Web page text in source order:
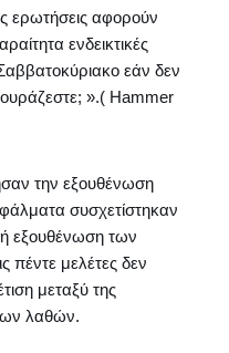
ερωτήσεις αφορούν
ενδεικτικές
εάν δεν
».( Hammer
την εξουθένωση
συσχετίστηκαν
εξουθένωση των
πέντε μελέτες δεν
μεταξύ της
λαθών.